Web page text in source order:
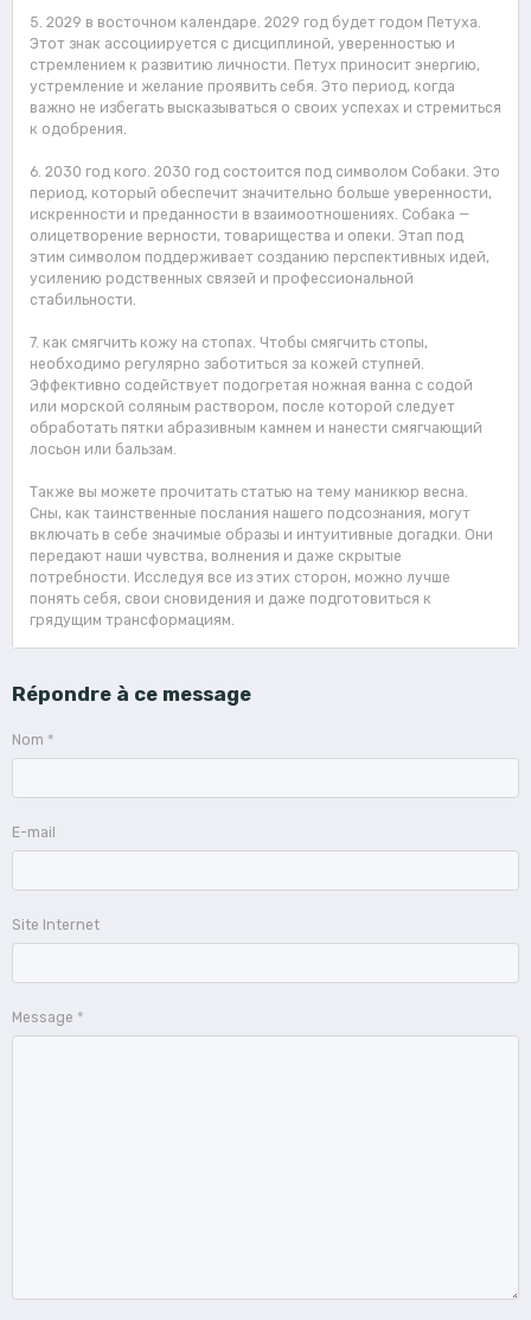
5. 2029 в восточном календаре. 2029 год будет годом Петуха.
Этот знак ассоциируется с дисциплиной, уверенностью и
стремлением к развитию личности. Петух приносит энергию,
устремление и желание проявить себя. Это период, когда
важно не избегать высказываться о своих успехах и стремиться
к одобрения.
6. 2030 год кого. 2030 год состоится под символом Собаки. Это
период, который обеспечит значительно больше уверенности,
искренности и преданности в взаимоотношениях. Собака —
олицетворение верности, товарищества и опеки. Этап под
этим символом поддерживает созданию перспективных идей,
усилению родственных связей и профессиональной
стабильности.
7. как смягчить кожу на стопах. Чтобы смягчить стопы,
необходимо регулярно заботиться за кожей ступней.
Эффективно содействует подогретая ножная ванна с содой
или морской соляным раствором, после которой следует
обработать пятки абразивным камнем и нанести смягчающий
лосьон или бальзам.
Также вы можете прочитать статью на тему маникюр весна.
Сны, как таинственные послания нашего подсознания, могут
включать в себе значимые образы и интуитивные догадки. Они
передают наши чувства, волнения и даже скрытые
потребности. Исследуя все из этих сторон, можно лучше
понять себя, свои сновидения и даже подготовиться к
грядущим трансформациям.
Répondre à ce message
Nom
E-mail
Site Internet
Message